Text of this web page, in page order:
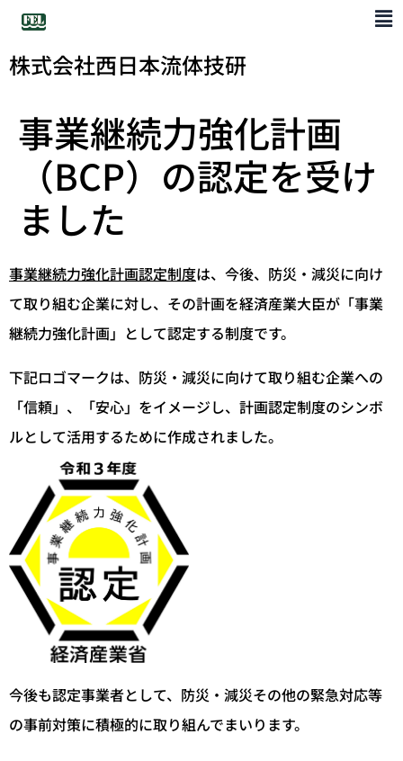
株式会社西日本流体技研
事業継続力強化計画
（BCP）の認定を受け
ました
事業継続力強化計画認定制度は、今後、防災・減災に向け
て取り組む企業に対し、その計画を経済産業大臣が「事業
継続力強化計画」として認定する制度です。
下記ロゴマークは、防災・減災に向けて取り組む企業への
「信頼」、「安心」をイメージし、計画認定制度のシンボ
ルとして活用するために作成されました。
今後も認定事業者として、防災・減災その他の緊急対応等
の事前対策に積極的に取り組んでまいります。